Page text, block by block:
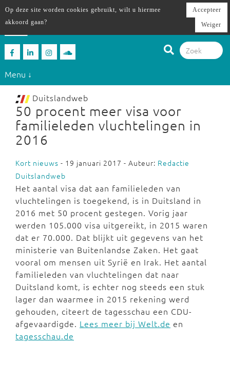
Menu ↓
Duitslandweb
50 procent meer visa voor
familieleden vluchtelingen in
2016
Kort nieuws - 19 januari 2017 - Auteur: Redactie
Duitslandweb
Het aantal visa dat aan familieleden van
vluchtelingen is toegekend, is in Duitsland in
2016 met 50 procent gestegen. Vorig jaar
werden 105.000 visa uitgereikt, in 2015 waren
dat er 70.000. Dat blijkt uit gegevens van het
ministerie van Buitenlandse Zaken. Het gaat
vooral om mensen uit Syrië en Irak. Het aantal
familieleden van vluchtelingen dat naar
Duitsland komt, is echter nog steeds een stuk
lager dan waarmee in 2015 rekening werd
gehouden, citeert de tagesschau een CDU-
afgevaardigde. Lees meer bij Welt.de en
tagesschau.de
Op deze site worden cookies gebruikt, wilt u hiermee
akkoord gaan?
Accepteer
Weiger